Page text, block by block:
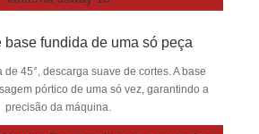
base fundida de uma só peça
de 45°, descarga suave de cortes. A base
pórtico de uma só vez, garantindo a
precisão da máquina.